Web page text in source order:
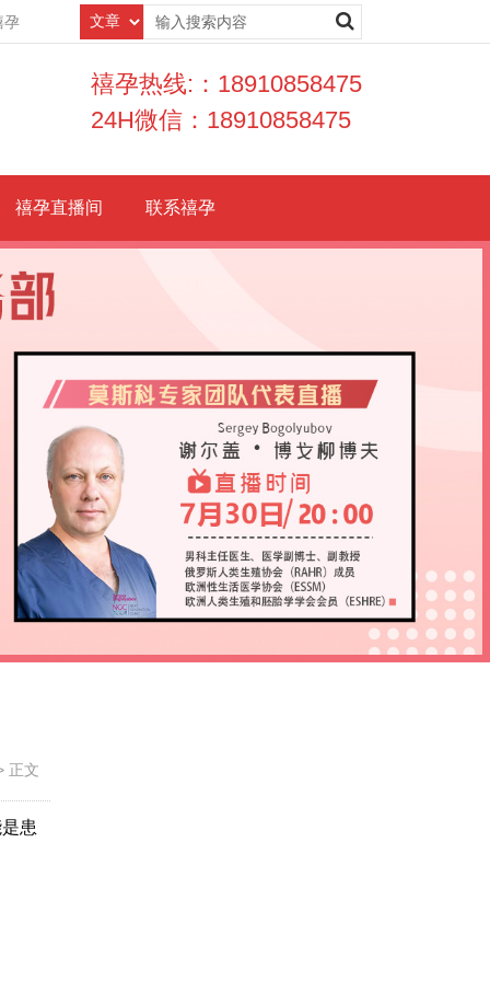
孕
禧孕热线:：18910858475
24H微信：18910858475
禧孕直播间 联系禧孕
正文
患